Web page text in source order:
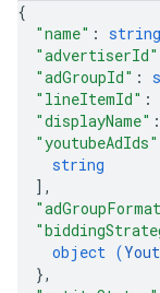
{
"name" : string
"advertiserId"
"adGroupId" :
"lineItemId" :
"displayName" :
"youtubeAdIds"
string
] ,
object (
},